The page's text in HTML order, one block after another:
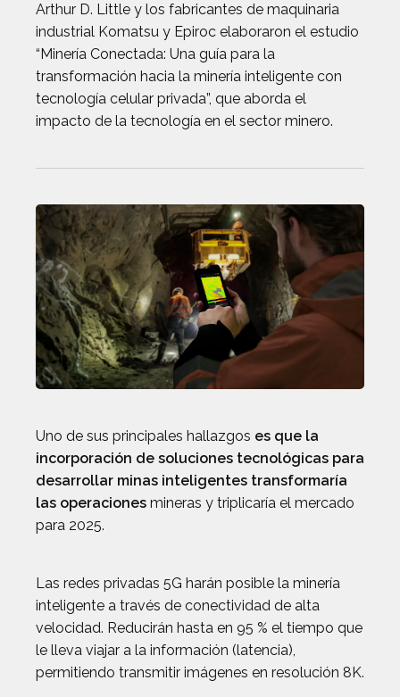
Arthur D. Little y los fabricantes de maquinaria
industrial Komatsu y Epiroc elaboraron el estudio
“Minería Conectada: Una guía para la
transformación hacia la minería inteligente con
tecnología celular privada”, que aborda el
impacto de la tecnología en el sector minero.
Uno de sus principales hallazgos es que la
incorporación de soluciones tecnológicas para
desarrollar minas inteligentes transformaría
las operaciones mineras y triplicaría el mercado
para 2025.
Las redes privadas 5G harán posible la minería
inteligente a través de conectividad de alta
velocidad. Reducirán hasta en 95 % el tiempo que
le lleva viajar a la información (latencia),
permitiendo transmitir imágenes en resolución 8K.